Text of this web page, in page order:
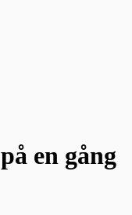
på en gång